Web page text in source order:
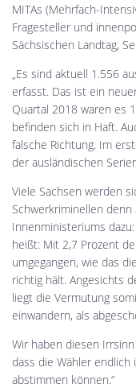
MITAs (Mehrfach-
Fragesteller und
Sächsischen Landtag,
„Es sind aktuell 1.556
erfasst. Das ist ein
Quartal 2018 waren es
befinden sich in Haft.
falsche Richtung. Im
der ausländischen
Viele Sachsen werden
Schwerkriminellen
Innenministeriums
heißt: Mit 2,7 Prozent
umgegangen, wie das
richtig hält. Angesichts
liegt die Vermutung
einwandern, als
Wir haben diesen
dass die Wähler
abstimmen können.“